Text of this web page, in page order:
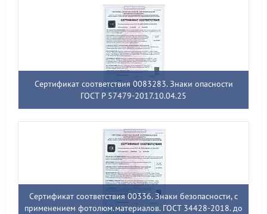
Сертификат соответствия 0083283. Знаки опасности
ГОСТ Р 57479-2017.10.04.25
Сертификат соответствия 00336. Знаки безопасности, с
применением фотолюм.материалов. ГОСТ 34428-2018. до